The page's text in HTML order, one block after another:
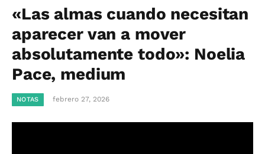
«Las almas cuando necesitan
aparecer van a mover
absolutamente todo»: Noelia
Pace, medium
NOTAS febrero 27, 2026